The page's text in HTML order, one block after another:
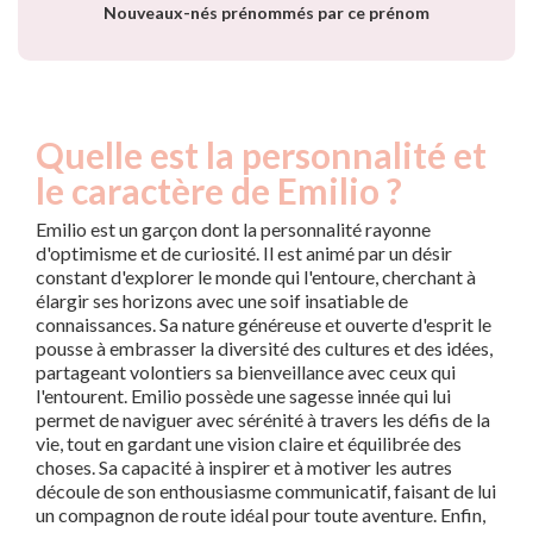
Nouveaux-nés prénommés par ce prénom
Quelle est la personnalité et
le caractère de Emilio ?
Emilio est un garçon dont la personnalité rayonne
d'optimisme et de curiosité. Il est animé par un désir
constant d'explorer le monde qui l'entoure, cherchant à
élargir ses horizons avec une soif insatiable de
connaissances. Sa nature généreuse et ouverte d'esprit le
pousse à embrasser la diversité des cultures et des idées,
partageant volontiers sa bienveillance avec ceux qui
l'entourent. Emilio possède une sagesse innée qui lui
permet de naviguer avec sérénité à travers les défis de la
vie, tout en gardant une vision claire et équilibrée des
choses. Sa capacité à inspirer et à motiver les autres
découle de son enthousiasme communicatif, faisant de lui
un compagnon de route idéal pour toute aventure. Enfin,